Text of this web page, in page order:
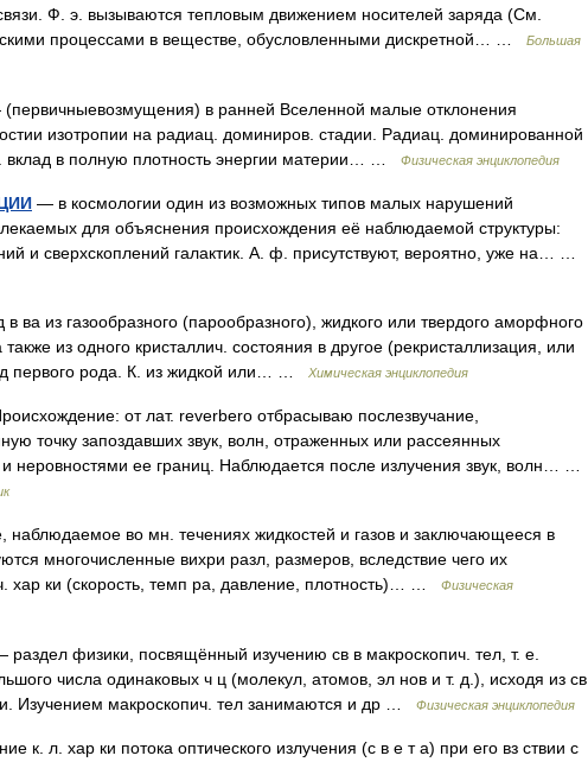
Ф. э. вызываются тепловым движением носителей заряда (См.
процессами в веществе, обусловленными дискретной… …
Большая
в ранней Вселенной малые отклонения
изотропии на радиац. доминиров. стадии. Радиац. доминированной
вклад в полную плотность энергии материи… …
Физическая энциклопедия
— в космологии один из возможных типов малых нарушений
для объяснения происхождения её наблюдаемой структуры:
и сверхскоплений галактик. А. ф. присутствуют, вероятно, уже на… …
ва из газообразного (парообразного), жидкого или твердого аморфного
из одного кристаллич. состояния в другое (рекристаллизация, или
первого рода. К. из жидкой или… …
Химическая энциклопедия
от лат. reverbero отбрасываю послезвучание,
точку запоздавших звук, волн, отраженных или рассеянных
неровностями ее границ. Наблюдается после излучения звук, волн… …
наблюдаемое во мн. течениях жидкостей и газов и заключающееся в
многочисленные вихри разл, размеров, вследствие чего их
хар ки (скорость, темп ра, давление, плотность)… …
Физическая
раздел физики, посвящённый изучению св в макроскопич. тел, т. е.
числа одинаковых ч ц (молекул, атомов, эл нов и т. д.), исходя из св
Изучением макроскопич. тел занимаются и др …
Физическая энциклопедия
к. л. хар ки потока оптического излучения (с в е т а) при его вз ствии с